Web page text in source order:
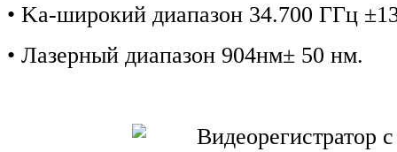
• Ka-широкий диапазон 34.700 ГГц
• Лазерный диапазон 904нм± 50 нм.